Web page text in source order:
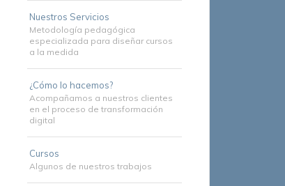
Nuestros Servicios
Metodología pedagógica
especializada para diseñar cursos
a la medida
¿Cómo lo hacemos?
Acompañamos a nuestros clientes
en el proceso de transformación
digital
Cursos
Algunos de nuestros trabajos